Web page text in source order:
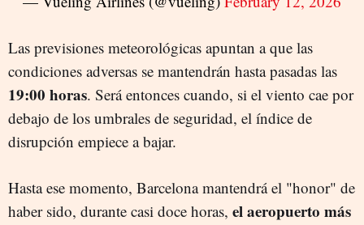
Las previsiones meteorológicas apuntan a que las
condiciones adversas se mantendrán hasta pasadas las
19:00 horas. Será entonces cuando, si el viento cae por
debajo de los umbrales de seguridad, el índice de
disrupción empiece a bajar.
Hasta ese momento, Barcelona mantendrá el "honor" de
haber sido, durante casi doce horas, el aeropuerto más